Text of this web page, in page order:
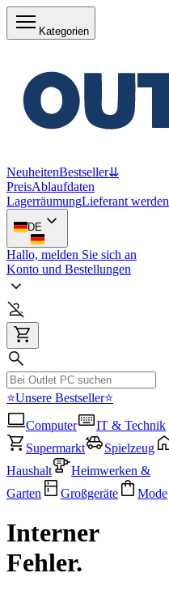
Kategorien
NeuheitenBestseller⇊
PreisAblaufdaten
LagerräumungLieferant werden
DE
Hallo, melden Sie sich an
Konto und Bestellungen
⭐Unsere Bestseller⭐
Computer
IT & Technik
Supermarkt
Spielzeug
Haushalt
Heimwerken &
Garten
Großgeräte Mode
Interner
Fehler.